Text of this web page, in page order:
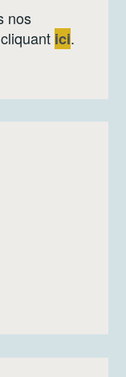
nos
ici.